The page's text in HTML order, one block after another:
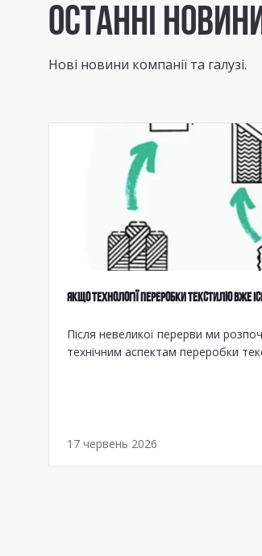
ОСТАННІ
Нові новини компанії та галузі.
ЯКЩО ТЕХНОЛОГІЇ ПЕРЕРОБКИ ТЕКСТИЛЮ ВЖЕ
Після невеликої перерви ми
технічним аспектам переробки
17 червень 2026